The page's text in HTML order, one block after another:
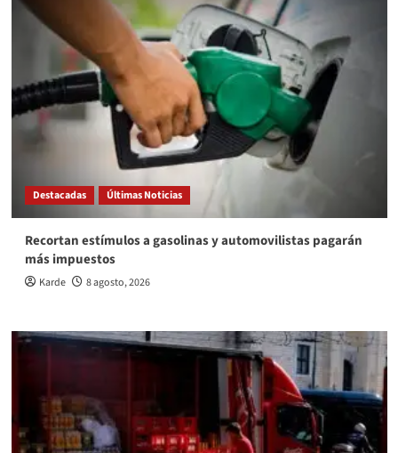
Destacadas Últimas Noticias
Recortan estímulos a gasolinas y automovilistas pagarán
más impuestos
Karde 8 agosto, 2026